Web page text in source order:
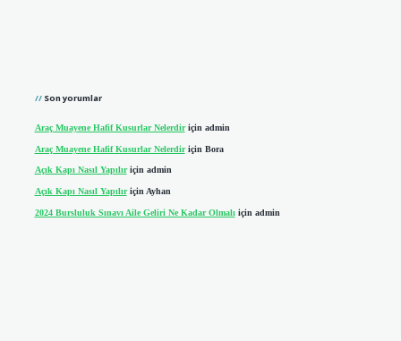
Son yorumlar
Araç Muayene Hafif Kusurlar Nelerdiriçin admin
Araç Muayene Hafif Kusurlar Nelerdiriçin Bora
Açık Kapı Nasıl Yapılıriçin admin
Açık Kapı Nasıl Yapılıriçin Ayhan
2024 Bursluluk Sınavı Aile Geliri Ne Kadar Olmalıiçin admin